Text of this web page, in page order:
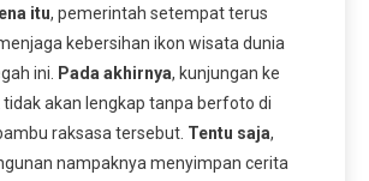
itu, pemerintah setempat terus
kebersihan ikon wisata dunia
ini.
Pada akhirnya, kunjungan ke
akan lengkap tanpa berfoto di
raksasa tersebut. Tentu saja,
nampaknya menyimpan cerita